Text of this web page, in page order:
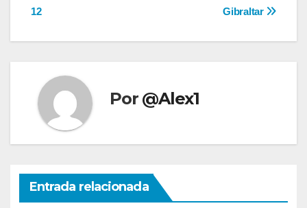
Gibraltar
12
Por @Alex1
Entrada relacionada